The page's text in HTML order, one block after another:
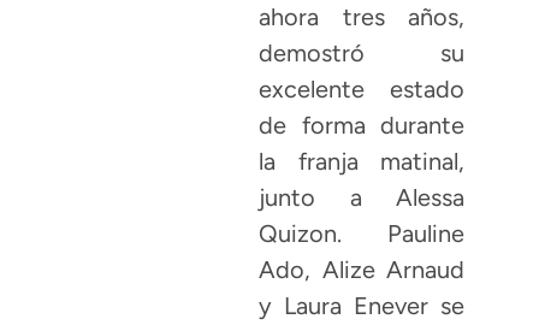
ahora tres años,
demostró su
excelente estado
de forma durante
la franja matinal,
junto a Alessa
Quizon. Pauline
Ado, Alize Arnaud
y Laura Enever se